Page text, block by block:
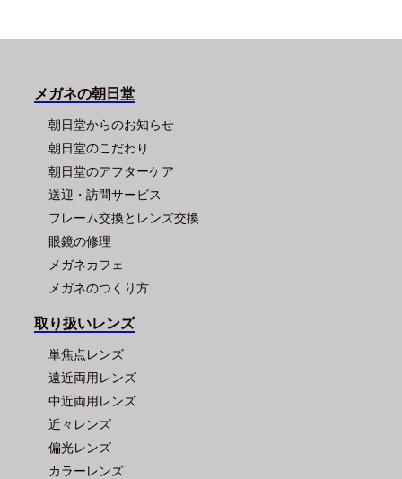
メガネの朝日堂
朝日堂からのお知らせ
朝日堂のこだわり
朝日堂のアフターケア
送迎・訪問サービス
フレーム交換とレンズ交換
眼鏡の修理
メガネカフェ
メガネのつくり方
取り扱いレンズ
単焦点レンズ
遠近両用レンズ
中近両用レンズ
近々レンズ
偏光レンズ
カラーレンズ